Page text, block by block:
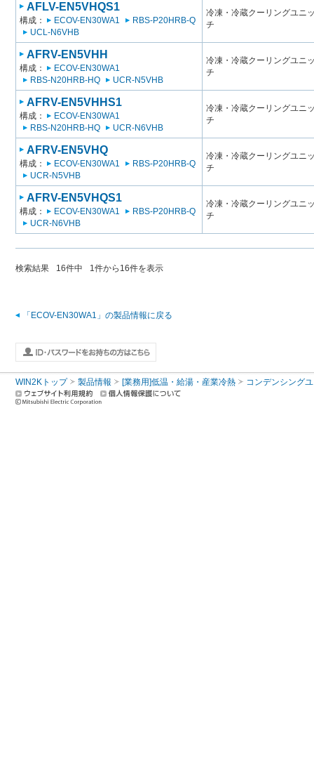
AFLV-EN5VHQS1
構成： ECOV-EN30WA1
RBS-P20HRB-Q
UCL-N6VHB
冷凍・冷蔵クーリングユニ
チ
AFRV-EN5VHH
構成：
ECOV-EN30WA1
RBS-N20HRB-HQ
UCR-N5VHB
冷凍・冷蔵クーリングユニ
チ
AFRV-EN5VHHS1
構成：
ECOV-EN30WA1
RBS-N20HRB-HQ
UCR-N6VHB
冷凍・冷蔵クーリングユニ
チ
AFRV-EN5VHQ
構成： ECOV-EN30WA1
RBS-P20HRB-Q
UCR-N5VHB
冷凍・冷蔵クーリングユニ
チ
AFRV-EN5VHQS1
構成： ECOV-EN30WA1
RBS-P20HRB-Q
UCR-N6VHB
冷凍・冷蔵クーリングユニ
チ
検索結果 16件中 1件から 16件を表示
「ECOV-EN30WA1」の製品情報に戻る
WIN2Kトップ 製品情報 [業務用]低温・給湯・産業冷熱 コンデンシング